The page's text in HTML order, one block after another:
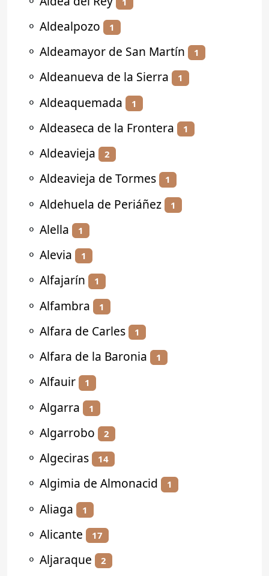
⚬ Aldealpozo 1
⚬ Aldeamayor de San Martín 1
⚬ Aldeanueva de la Sierra 1
⚬ Aldeaquemada 1
⚬ Aldeaseca de la Frontera 1
⚬ Aldeavieja 2
⚬ Aldeavieja de Tormes 1
⚬ Aldehuela de Periáñez 1
⚬ Alella 1
⚬ Alevia 1
⚬ Alfajarín 1
⚬ Alfambra 1
⚬ Alfara de Carles 1
⚬ Alfara de la Baronia 1
⚬ Alfauir 1
⚬ Algarra 1
⚬ Algarrobo 2
⚬ Algeciras 14
⚬ Algimia de Almonacid 1
⚬ Aliaga 1
⚬ Alicante 17
⚬ Aljaraque 2